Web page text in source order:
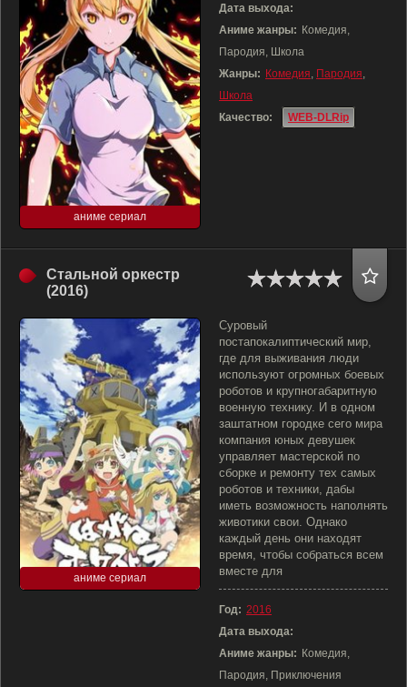
аниме сериал
Дата выхода:
Аниме жанры: Комедия,
Пародия, Школа
Жанры: Комедия, Пародия,
Школа
Качество:
WEB-DLRip
Стальной оркестр
(2016)
аниме сериал
Суровый
постапокалиптический мир,
где для выживания люди
используют огромных боевых
роботов и крупногабаритную
военную технику. И в одном
заштатном городке сего мира
компания юных девушек
управляет мастерской по
сборке и ремонту тех самых
роботов и техники, дабы
иметь возможность наполнять
животики свои. Однако
каждый день они находят
время, чтобы собраться всем
вместе для
Год: 2016
Дата выхода:
Аниме жанры: Комедия,
Пародия, Приключения